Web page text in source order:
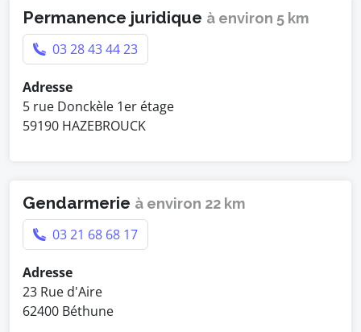
Permanence juridique à environ 5 km
03 28 43 44 23
Adresse
5 rue Donckèle 1er étage
59190 HAZEBROUCK
Gendarmerie à environ 22 km
03 21 68 68 17
Adresse
23 Rue d'Aire
62400 Béthune